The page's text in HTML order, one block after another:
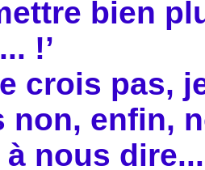
bien
!’
crois pas,
non, enfin,
nous